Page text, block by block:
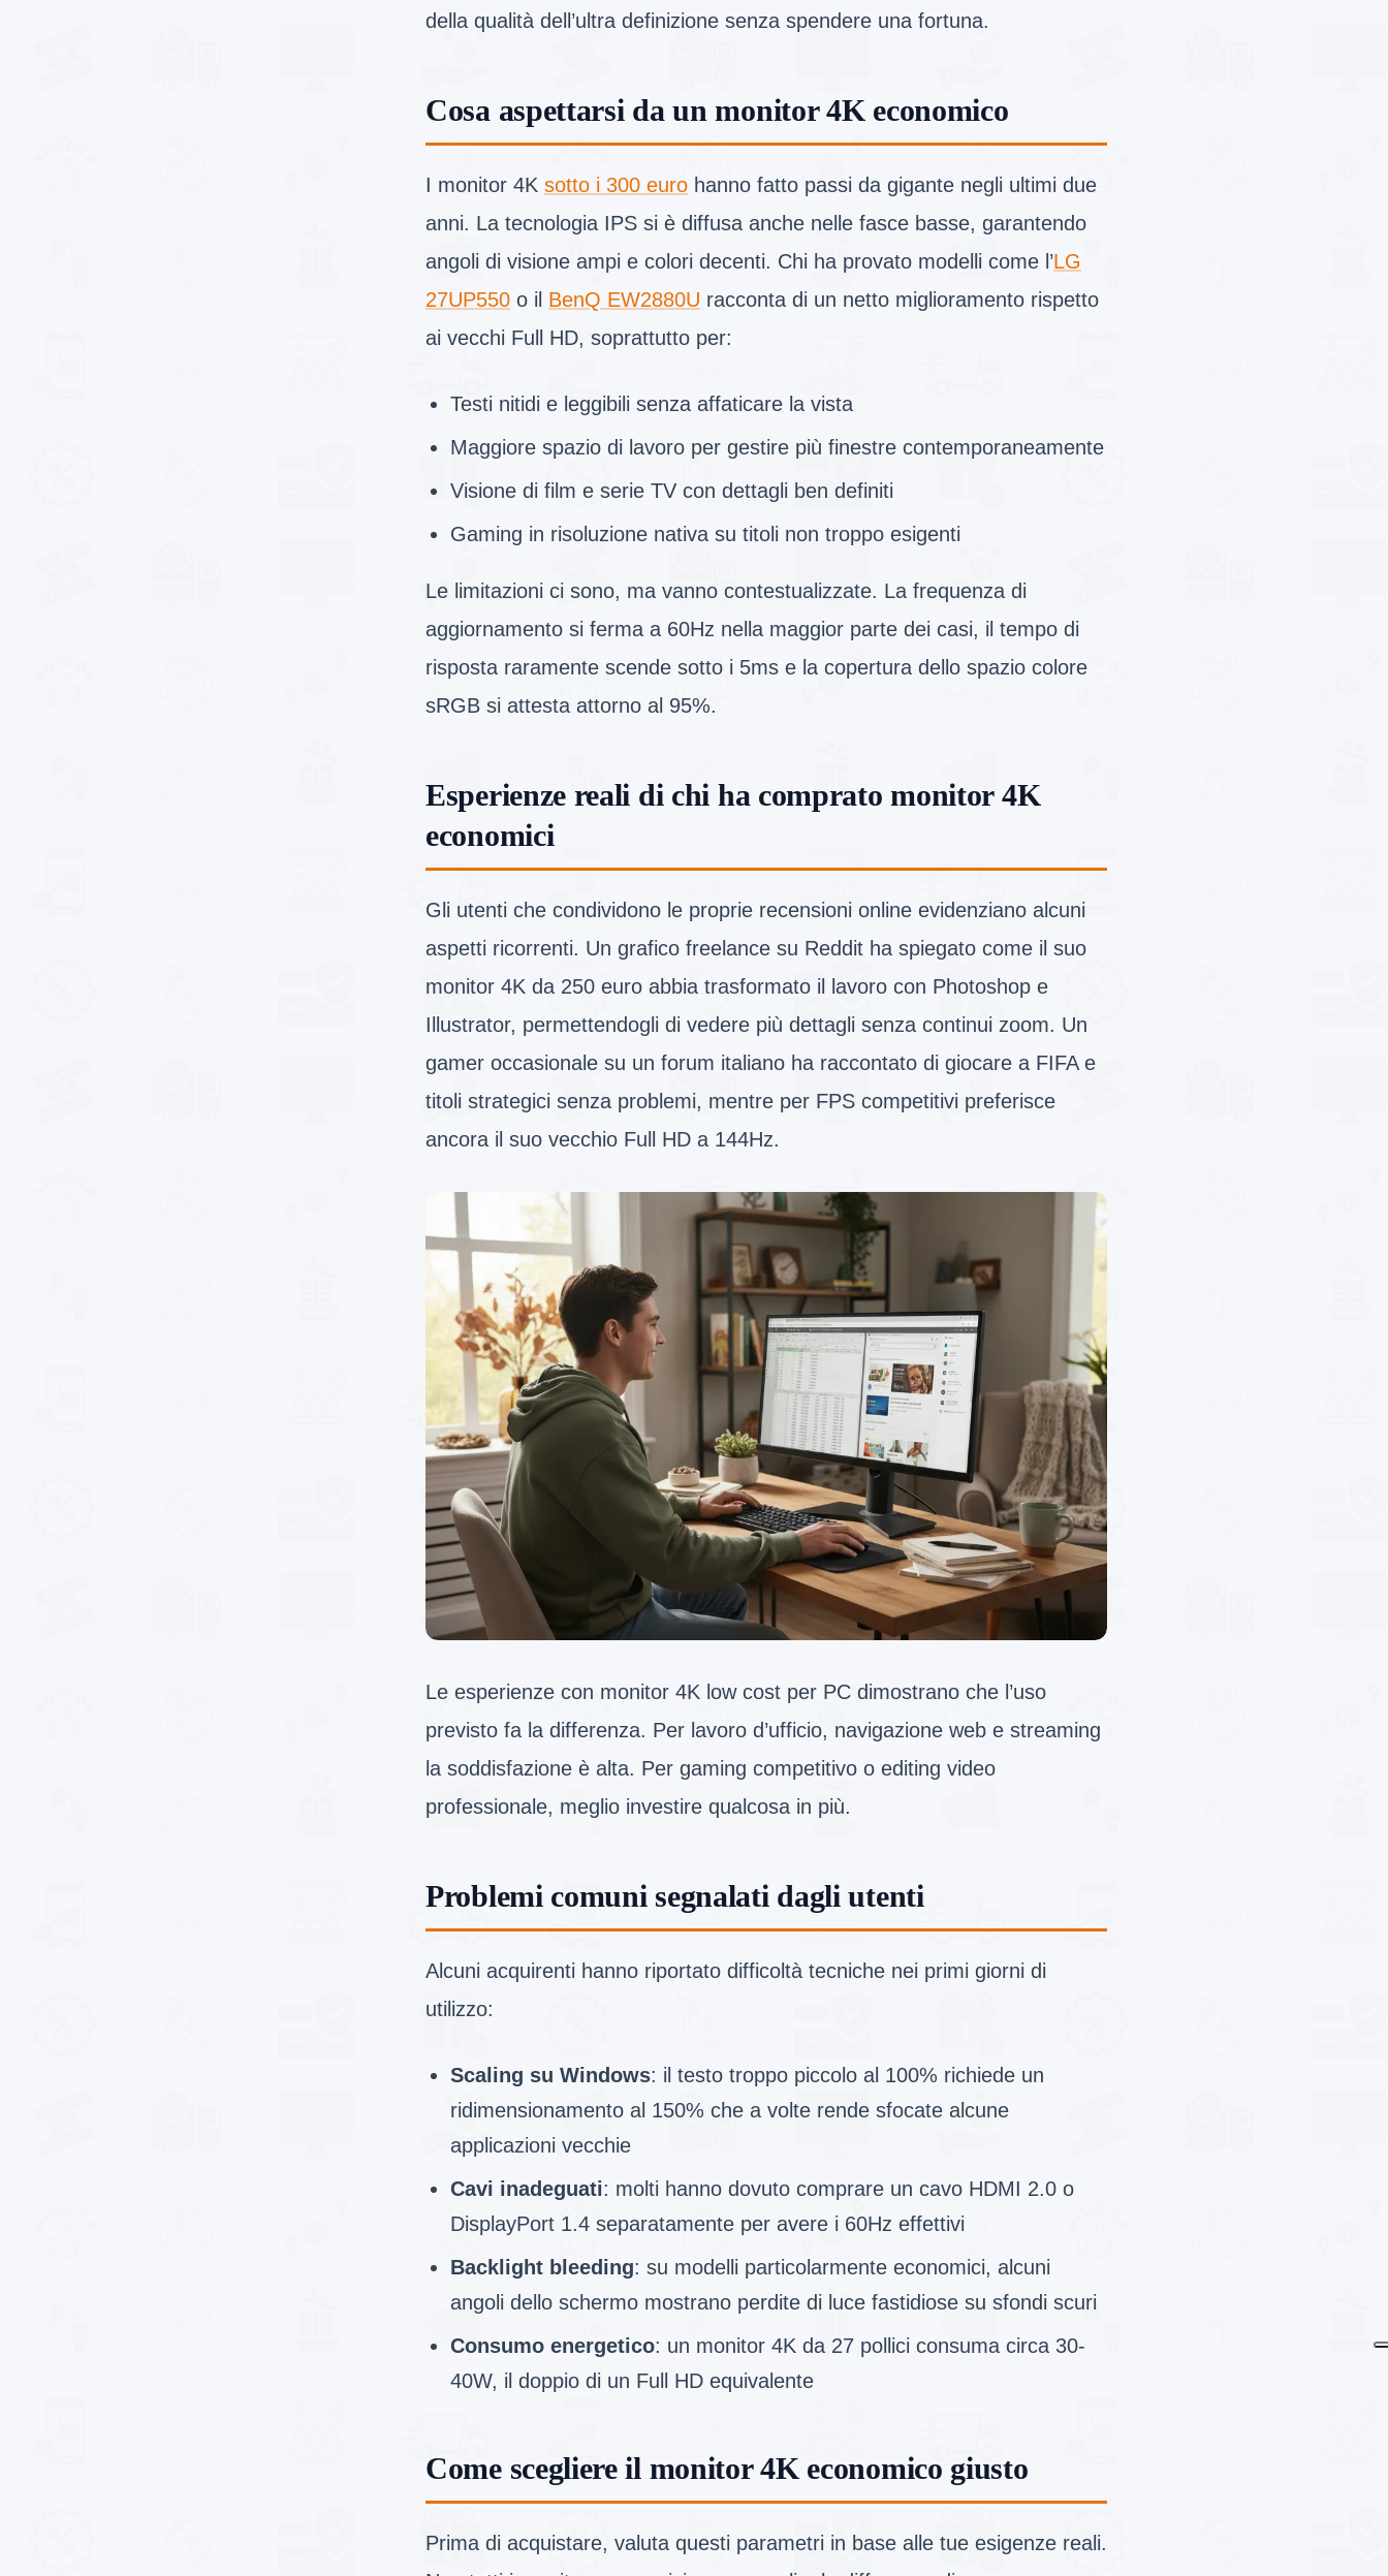
della qualità dell’ultra definizione senza spendere una fortuna.
Cosa aspettarsi da un monitor 4K economico
I monitor 4K sotto i 300 euro hanno fatto passi da gigante negli ultimi due
anni. La tecnologia IPS si è diffusa anche nelle fasce basse, garantendo
angoli di visione ampi e colori decenti. Chi ha provato modelli come l’LG
27UP550 o il BenQ EW2880U racconta di un netto miglioramento rispetto
ai vecchi Full HD, soprattutto per:
Testi nitidi e leggibili senza affaticare la vista
Maggiore spazio di lavoro per gestire più finestre contemporaneamente
Visione di film e serie TV con dettagli ben definiti
Gaming in risoluzione nativa su titoli non troppo esigenti
Le limitazioni ci sono, ma vanno contestualizzate. La frequenza di
aggiornamento si ferma a 60Hz nella maggior parte dei casi, il tempo di
risposta raramente scende sotto i 5ms e la copertura dello spazio colore
sRGB si attesta attorno al 95%.
Esperienze reali di chi ha comprato monitor 4K
economici
Gli utenti che condividono le proprie recensioni online evidenziano alcuni
aspetti ricorrenti. Un grafico freelance su Reddit ha spiegato come il suo
monitor 4K da 250 euro abbia trasformato il lavoro con Photoshop e
Illustrator, permettendogli di vedere più dettagli senza continui zoom. Un
gamer occasionale su un forum italiano ha raccontato di giocare a FIFA e
titoli strategici senza problemi, mentre per FPS competitivi preferisce
ancora il suo vecchio Full HD a 144Hz.
Le esperienze con monitor 4K low cost per PC dimostrano che l’uso
previsto fa la differenza. Per lavoro d’ufficio, navigazione web e streaming
la soddisfazione è alta. Per gaming competitivo o editing video
professionale, meglio investire qualcosa in più.
Problemi comuni segnalati dagli utenti
Alcuni acquirenti hanno riportato difficoltà tecniche nei primi giorni di
utilizzo:
Scaling su Windows: il testo troppo piccolo al 100% richiede un
ridimensionamento al 150% che a volte rende sfocate alcune
applicazioni vecchie
Cavi inadeguati: molti hanno dovuto comprare un cavo HDMI 2.0 o
DisplayPort 1.4 separatamente per avere i 60Hz effettivi
Backlight bleeding: su modelli particolarmente economici, alcuni
angoli dello schermo mostrano perdite di luce fastidiose su sfondi scuri
Consumo energetico: un monitor 4K da 27 pollici consuma circa 30-
40W, il doppio di un Full HD equivalente
Come scegliere il monitor 4K economico giusto
Prima di acquistare, valuta questi parametri in base alle tue esigenze reali.